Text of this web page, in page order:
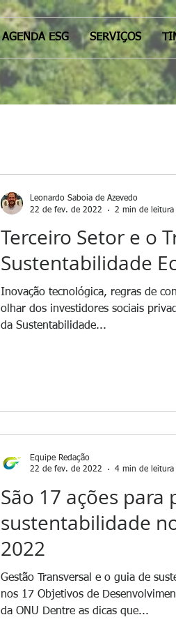
AGENDA ESG SERVIÇOS
Terceiro Setor e o
Sustentabilidade
Inovação tecnológica, regras de
olhar dos investidores sociais
da Sustentabilidade...
Leonardo Saboia de Azevedo
22 de fev. de 2022
2 min de leitura
São 17 ações para
sustentabilidade
2022
Gestão Transversal e o guia de
nos 17 Objetivos de
da ONU Dentre as dicas que...
Equipe Redação
22 de fev. de 2022
4 min de leitura